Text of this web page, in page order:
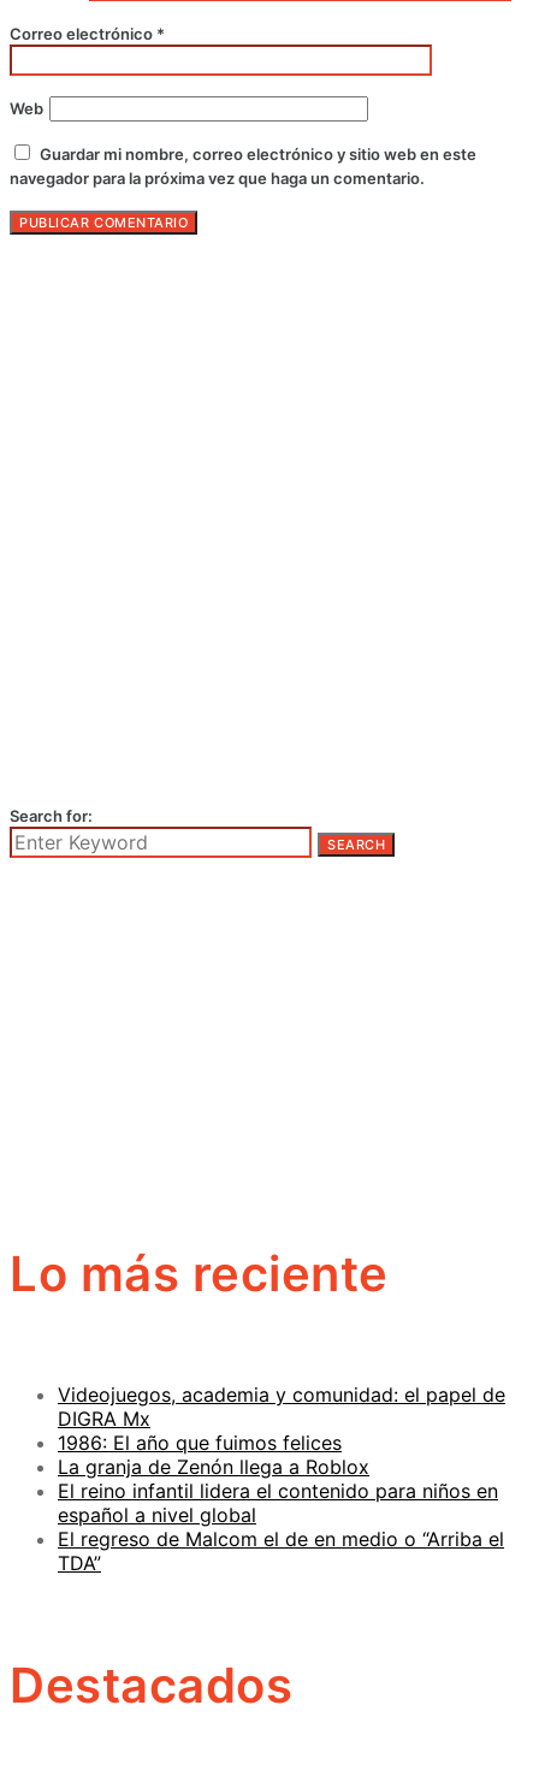
Correo electrónico *
Web
Guardar mi nombre, correo electrónico y sitio web en este
navegador para la próxima vez que haga un comentario.
Search for:
SEARCH
Lo más reciente
Videojuegos, academia y comunidad: el papel de
DIGRA Mx
1986: El año que fuimos felices
La granja de Zenón llega a Roblox
El reino infantil lidera el contenido para niños en
español a nivel global
El regreso de Malcom el de en medio o “Arriba el
TDA”
Destacados